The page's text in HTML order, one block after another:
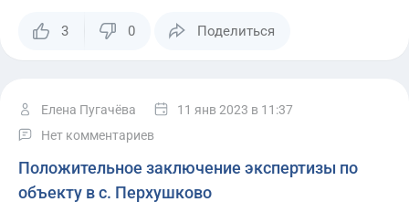
3 0 Поделиться
Елена Пугачёва 11 янв 2023 в 11:37
Нет комментариев
Положительное заключение экспертизы по
объекту в с. Перхушково